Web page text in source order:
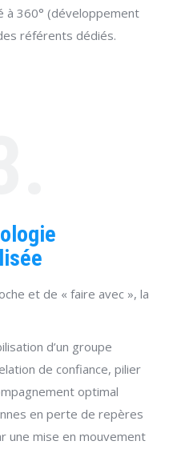
à 360° (développement
référents dédiés.
et de « faire avec », la
d’un groupe
de confiance, pilier
optimal
en perte de repères
une mise en mouvement